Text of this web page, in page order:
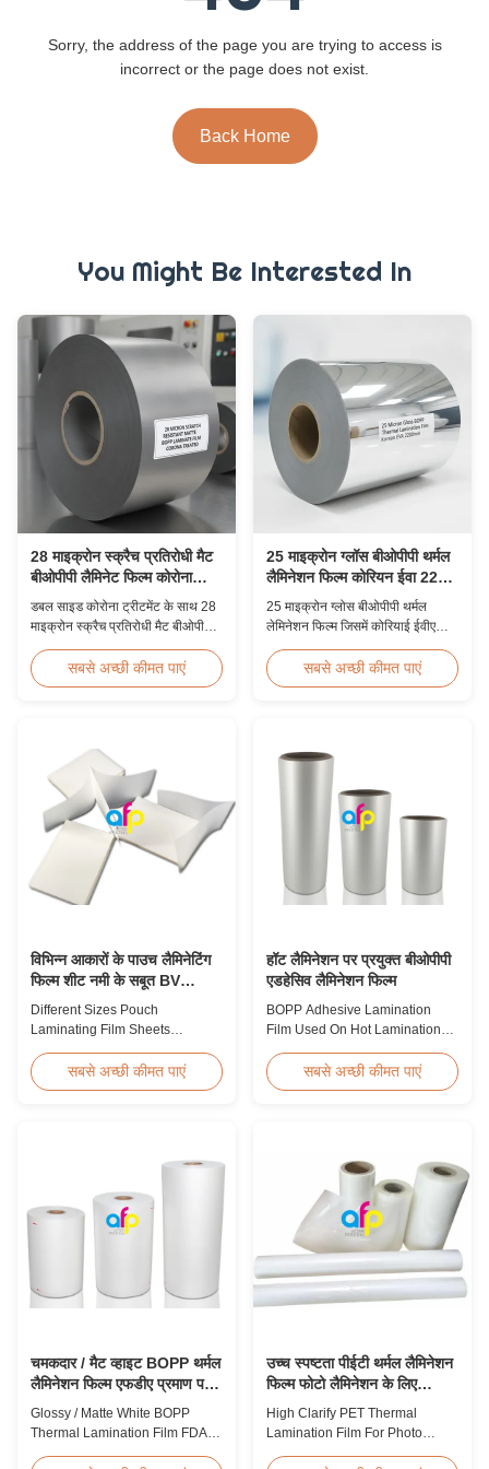
Sorry, the address of the page you are trying to access is
incorrect or the page does not exist.
Back Home
You Might Be Interested In
28 माइक्रोन स्क्रैच प्रतिरोधी मैट
बीओपीपी लैमिनेट फिल्म कोरोना
डबल साइड कोरोना ट्रीटमेंट के साथ 28
माइक्रोन स्क्रैच प्रतिरोधी मैट बीओपीपी
1920 मिमी तक कस्टम चौड़ाई, ≥3H
पेंसिल कठोरता, बेहतर घर्षण प्रतिरोध के
सबसे अच्छी कीमत पाएं
25 माइक्रोन ग्लॉस बीओपीपी थर्मल
लैमिनेशन फिल्म कोरियन ईवा 2200
मिमी
25 माइक्रोन ग्लोस बीओपीपी थर्मल
लेमिनेशन फिल्म जिसमें कोरियाई ईवीए
चौड़ाई, उच्च तन्यता ताकत ≥150 एमपीए,
क्रिस्टल स्पष्ट पारदर्शिता के साथ
सबसे अच्छी कीमत पाएं
विभिन्न आकारों के पाउच लैमिनेटिंग
फिल्म शीट नमी के सबूत BV
प्रमाणन
Different Sizes Pouch
Laminating Film Sheets
Customized Different Sizes /
Thickness Laminating Pouches,
Customization of sizes,
welcomed. All laminator sheets
...
सबसे अच्छी कीमत पाएं
हॉट लैमिनेशन पर प्रयुक्त बीओपीपी
एडहेसिव लैमिनेशन फिल्म
BOPP Adhesive Lamination
Film Used On Hot Lamination
suitable for various printing
methods, particularly offset
polypropylene) serves as the
base film produced through
extrusion coating ...
सबसे अच्छी कीमत पाएं
चमकदार / मैट व्हाइट BOPP थर्मल
लैमिनेशन फिल्म एफडीए प्रमाण पत्र
पारित
Glossy / Matte White BOPP
Thermal Lamination Film FDA
उच्च स्पष्टता पीईटी थर्मल लैमिनेशन
फिल्म फोटो लैमिनेशन के लिए
एसजीएस अनुमोदन
High Clarify PET Thermal
Lamination Film For Photo